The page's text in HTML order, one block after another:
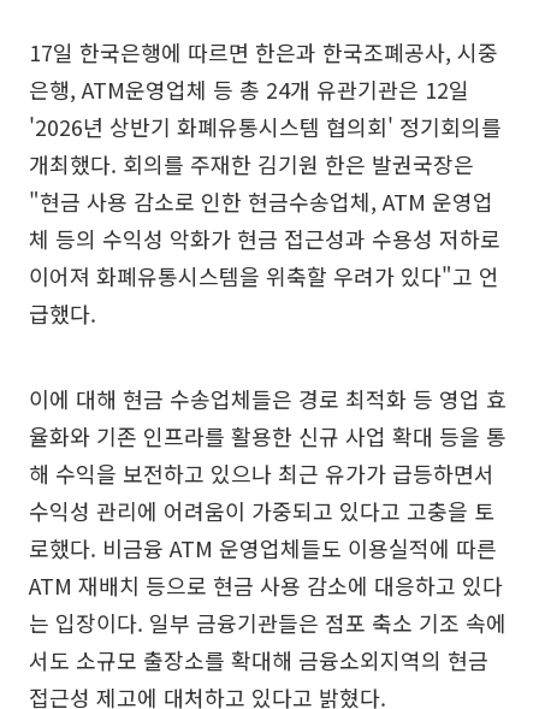
17일 한국은행에 따르면 한은과 한국조폐공사, 시중
은행, ATM운영업체 등 총 24개 유관기관은 12일
'2026년 상반기 화폐유통시스템 협의회' 정기회의를
개최했다. 회의를 주재한 김기원 한은 발권국장은
"현금 사용 감소로 인한 현금수송업체, ATM 운영업
체 등의 수익성 악화가 현금 접근성과 수용성 저하로
이어져 화폐유통시스템을 위축할 우려가 있다"고 언
급했다.
이에 대해 현금 수송업체들은 경로 최적화 등 영업 효
율화와 기존 인프라를 활용한 신규 사업 확대 등을 통
해 수익을 보전하고 있으나 최근 유가가 급등하면서
수익성 관리에 어려움이 가중되고 있다고 고충을 토
로했다. 비금융 ATM 운영업체들도 이용실적에 따른
ATM 재배치 등으로 현금 사용 감소에 대응하고 있다
는 입장이다. 일부 금융기관들은 점포 축소 기조 속에
서도 소규모 출장소를 확대해 금융소외지역의 현금
접근성 제고에 대처하고 있다고 밝혔다.